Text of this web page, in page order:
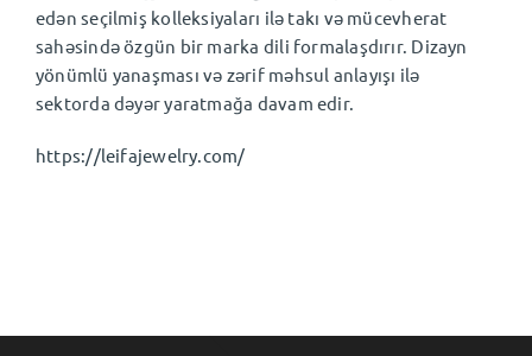
edən seçilmiş kolleksiyaları ilə takı və mücevherat
sahəsində özgün bir marka dili formalaşdırır. Dizayn
yönümlü yanaşması və zərif məhsul anlayışı ilə
sektorda dəyər yaratmağa davam edir.
https://leifajewelry.com/